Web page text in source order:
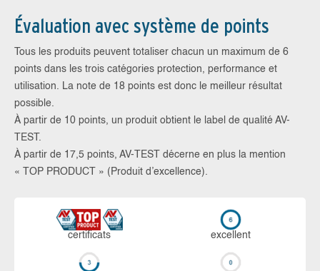
Évaluation avec système de points
Tous les produits peuvent totaliser chacun un maximum de 6
points dans les trois catégories protection, performance et
utilisation. La note de 18 points est donc le meilleur résultat
possible.
À partir de 10 points, un produit obtient le label de qualité AV-
TEST.
À partir de 17,5 points, AV-TEST décerne en plus la mention
« TOP PRODUCT » (Produit d’excellence).
certi­ficats ex­cellent